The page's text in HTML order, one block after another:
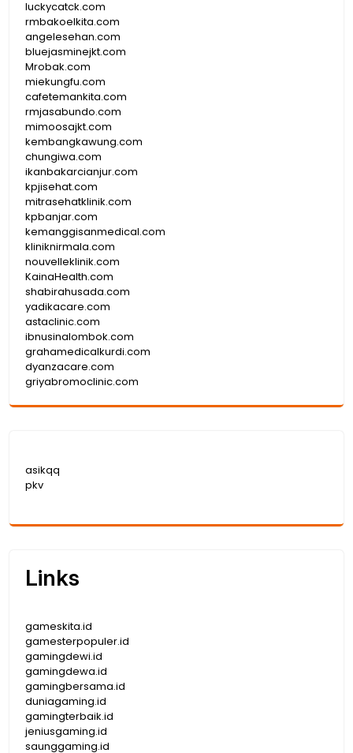
luckycatck.com
rmbakoelkita.com
angelesehan.com
bluejasminejkt.com
Mrobak.com
miekungfu.com
cafetemankita.com
rmjasabundo.com
mimoosajkt.com
kembangkawung.com
chungiwa.com
ikanbakarcianjur.com
kpjisehat.com
mitrasehatklinik.com
kpbanjar.com
kemanggisanmedical.com
kliniknirmala.com
nouvelleklinik.com
KainaHealth.com
shabirahusada.com
yadikacare.com
astaclinic.com
ibnusinalombok.com
grahamedicalkurdi.com
dyanzacare.com
griyabromoclinic.com
asikqq
pkv
Links
gameskita.id
gamesterpopuler.id
gamingdewi.id
gamingdewa.id
gamingbersama.id
duniagaming.id
gamingterbaik.id
jeniusgaming.id
saunggaming.id